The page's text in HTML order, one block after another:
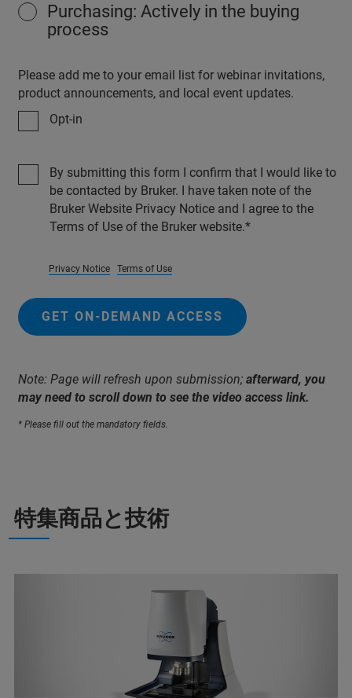
Purchasing: Actively in the buying
process
Please add me to your email list for webinar invitations,
product announcements, and local event updates.
Opt-in
By submitting this form I confirm that I would like to
be contacted by Bruker. I have taken note of the
Bruker Website Privacy Notice and I agree to the
Terms of Use of the Bruker website.
Privacy Notice Terms of Use
GET ON-DEMAND ACCESS
Note: Page will refresh upon submission; afterward, you
may need to scroll down to see the video access link.
* Please fill out the mandatory fields.
特集商品と技術